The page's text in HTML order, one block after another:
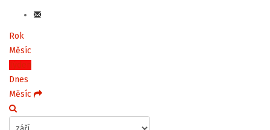
Rok
Měsíc
Týden
Dnes
Měsíc